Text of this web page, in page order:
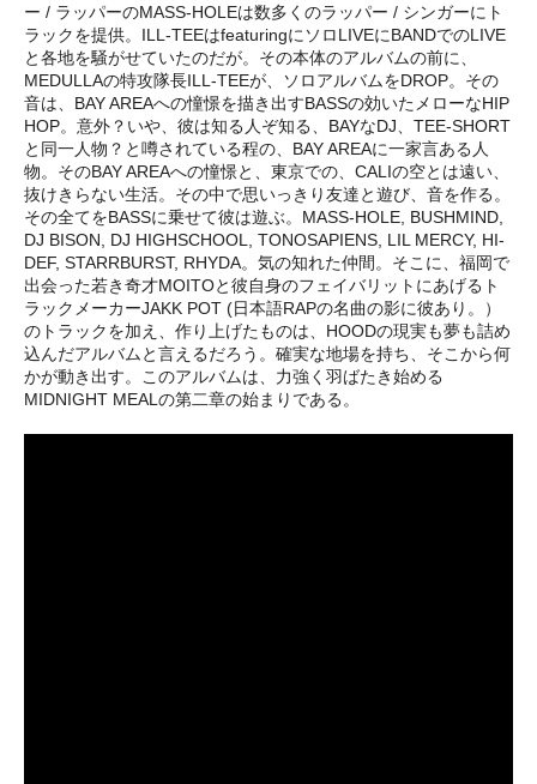
ー / ラッパーのMASS-HOLEは数多くのラッパー / シンガーにト
ラックを提供。ILL-TEEはfeaturingにソロLIVEにBANDでのLIVE
と各地を騒がせていたのだが。その本体のアルバムの前に、
MEDULLAの特攻隊長ILL-TEEが、ソロアルバムをDROP。その
音は、BAY AREAへの憧憬を描き出すBASSの効いたメローなHIP
HOP。意外？いや、彼は知る人ぞ知る、BAYなDJ、TEE-SHORT
と同一人物？と噂されている程の、BAY AREAに一家言ある人
物。そのBAY AREAへの憧憬と、東京での、CALIの空とは遠い、
抜けきらない生活。その中で思いっきり友達と遊び、音を作る。
その全てをBASSに乗せて彼は遊ぶ。MASS-HOLE, BUSHMIND,
DJ BISON, DJ HIGHSCHOOL, TONOSAPIENS, LIL MERCY, HI-
DEF, STARRBURST, RHYDA。気の知れた仲間。そこに、福岡で
出会った若き奇才MOITOと彼自身のフェイバリットにあげるト
ラックメーカーJAKK POT (日本語RAPの名曲の影に彼あり。）
のトラックを加え、作り上げたものは、HOODの現実も夢も詰め
込んだアルバムと言えるだろう。確実な地場を持ち、そこから何
かが動き出す。このアルバムは、力強く羽ばたき始める
MIDNIGHT MEALの第二章の始まりである。